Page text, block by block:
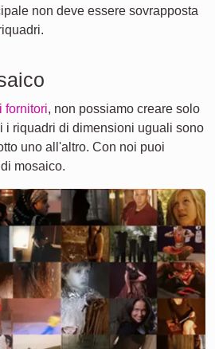
non deve essere sovrapposta
fornitori, non possiamo creare solo
i riquadri di dimensioni uguali sono
uno all'altro. Con noi puoi
mosaico.